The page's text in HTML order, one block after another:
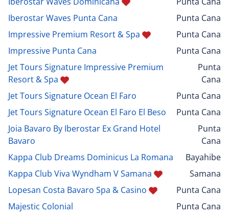
Iberostar Waves Punta Cana
Punta Cana
Impressive Premium Resort & Spa
Punta Cana
Impressive Punta Cana
Punta Cana
Jet Tours Signature Impressive Premium
Resort & Spa
Punta
Cana
Jet Tours Signature Ocean El Faro
Punta Cana
Jet Tours Signature Ocean El Faro El Beso
Punta Cana
Joia Bavaro By Iberostar Ex Grand Hotel
Bavaro
Punta
Cana
Kappa Club Dreams Dominicus La Romana
Bayahibe
Kappa Club Viva Wyndham V Samana
Samana
Lopesan Costa Bavaro Spa & Casino
Punta Cana
Majestic Colonial
Punta Cana